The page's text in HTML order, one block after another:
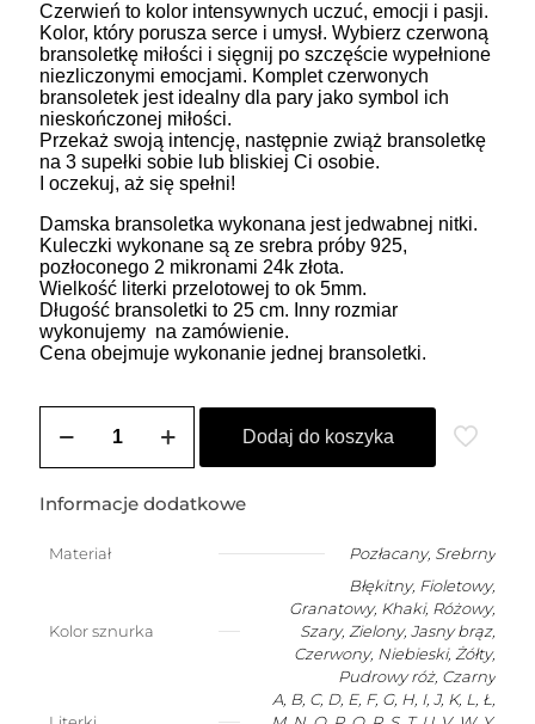
Czerwień to kolor intensywnych uczuć, emocji i pasji.
Kolor, który porusza serce i umysł. Wybierz czerwoną
bransoletkę miłości i sięgnij po szczęście wypełnione
niezliczonymi emocjami. Komplet czerwonych
bransoletek jest idealny dla pary jako symbol ich
nieskończonej miłości.
Przekaż swoją intencję, następnie zwiąż bransoletkę
na 3 supełki sobie lub bliskiej Ci osobie.
I oczekuj, aż się spełni!
Damska bransoletka wykonana jest jedwabnej nitki.
Kuleczki wykonane są ze srebra próby 925,
pozłoconego 2 mikronami 24k złota.
Wielkość literki przelotowej to ok 5mm.
Długość bransoletki to 25 cm. Inny rozmiar
wykonujemy na zamówienie.
Cena obejmuje wykonanie jednej bransoletki.
Bransoletka
szczęście
dowolną
literką
Dodaj do koszyka
Informacje dodatkowe
Materiał Pozłacany, Srebrny
Kolor sznurka
Błękitny, Fioletowy,
Granatowy, Khaki, Różowy,
Szary, Zielony, Jasny brąz,
Czerwony, Niebieski, Żółty,
Pudrowy róż, Czarny
A, B, C, D, E, F, G, H, I, J, K, L, Ł,